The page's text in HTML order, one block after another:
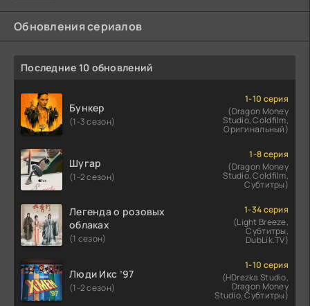
Обновления сериалов
Последние 10 обновлений
Бункер
(1-3 сезон)
1-10 серия
(Dragon Money
Studio, Coldfilm,
Оригинальный)
Шугар
(1-2 сезон)
1-8 серия
(Dragon Money
Studio, Coldfilm,
Субтитры)
Легенда о розовых
облаках
(1 сезон)
1-34 серия
(Light Breeze,
Субтитры,
DubLik.TV)
Люди Икс ’97
(1-2 сезон)
1-10 серия
(HDrezka Studio,
Dragon Money
Studio, Субтитры)